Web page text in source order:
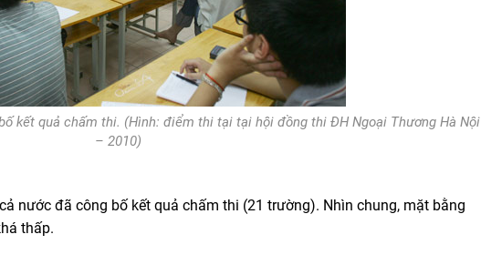
kết quả chấm thi. (Hình: điểm thi tại tại hội đồng thi ĐH Ngoại Thương Hà Nội
– 2010)
nước đã công bố kết quả chấm thi (21 trường). Nhìn chung, mặt bằng
thấp.